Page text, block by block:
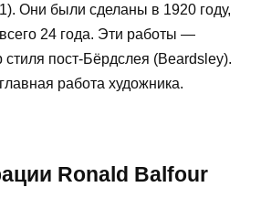
Они были сделаны в 1920 году,
24 года. Эти работы —
пост-Бёрдслея (Beardsley).
работа художника.
Ronald Balfour